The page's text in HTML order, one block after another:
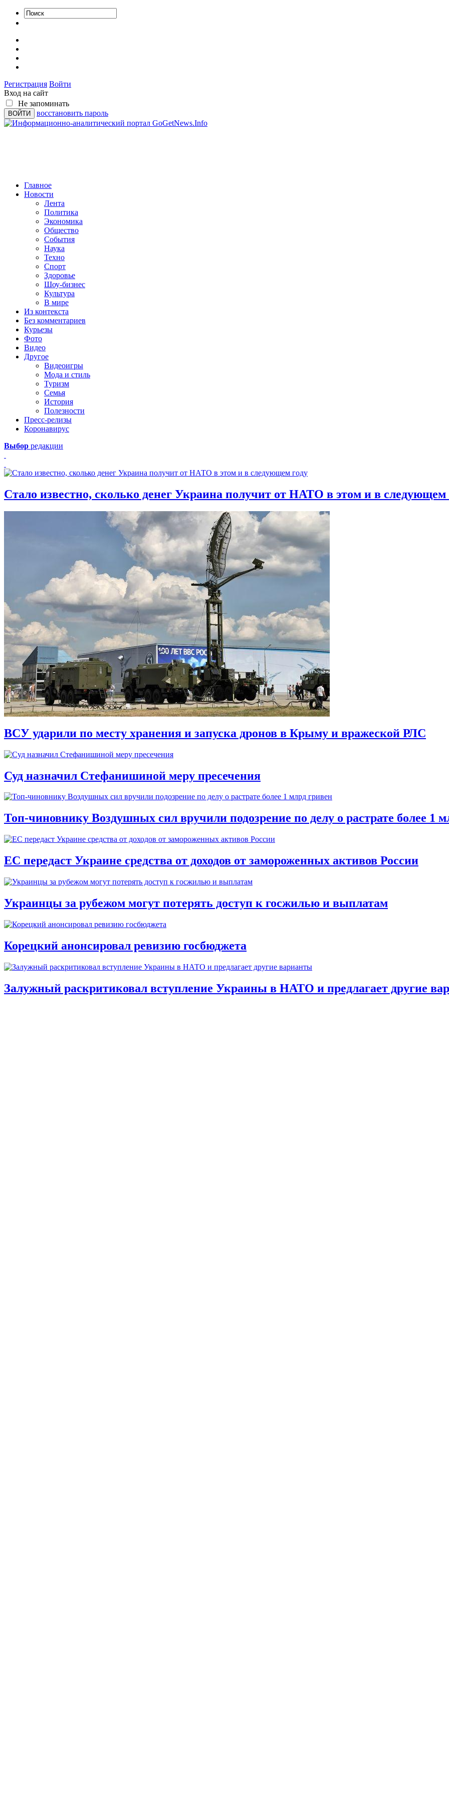
Регистрация Войти
Вход на сайт
Не запоминать
восстановить пароль
Главное
Новости
Лента
Политика
Экономика
Общество
События
Наука
Техно
Спорт
Здоровье
Шоу-бизнес
Культура
В мире
Из контекста
Без комментариев
Курьезы
Фото
Видео
Другое
Видеоигры
Мода и стиль
Туризм
Семья
История
Полезности
Пресс-релизы
Коронавирус
Выбор редакции
Стало известно, сколько денег Украина получит от НАТО в этом и в следующем
ВСУ ударили по месту хранения и запуска дронов в Крыму и вражеской РЛС
Суд назначил Стефанишиной меру пресечения
Топ-чиновнику Воздушных сил вручили подозрение по делу о растрате более 1
ЕС передаст Украине средства от доходов от замороженных активов России
Украинцы за рубежом могут потерять доступ к госжилью и выплатам
Корецкий анонсировал ревизию госбюджета
Залужный раскритиковал вступление Украины в НАТО и предлагает другие